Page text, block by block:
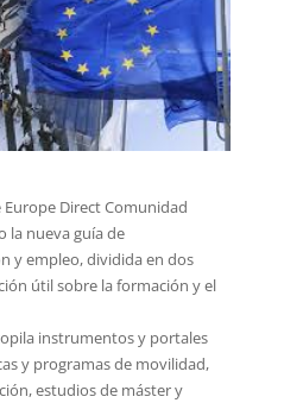
Direct Comunidad
la nueva guía de
y empleo, dividida en dos
útil sobre la formación y el
instrumentos y portales
y programas de movilidad,
estudios de máster y